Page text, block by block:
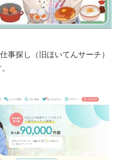
事探し（旧ほいてんサーチ）